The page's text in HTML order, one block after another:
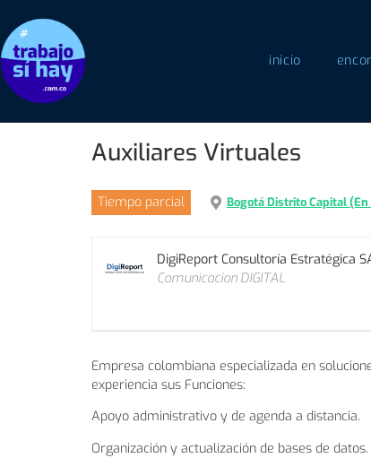
inicio
Auxiliares Virtuales
Tiempo parcial Bogotá Distrito Capital
DigiReport Consultoría Estratégica
Comunicacion DIGITAL
Empresa colombiana especializada en
experiencia sus Funciones:
Apoyo administrativo y de agenda a distancia.
Organización y actualización de bases de datos.